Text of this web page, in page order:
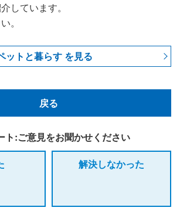
しています。
。
ットと暮らす を見る
戻る
ト:ご意見をお聞かせください
解決しなかった